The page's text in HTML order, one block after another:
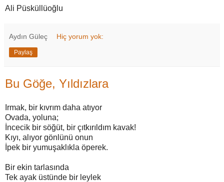
Ali Püsküllüoğlu
Aydın Güleç Hiç yorum yok:
Paylaş
Bu Göğe, Yıldızlara
Irmak, bir kıvrım daha atıyor
Ovada, yoluna;
İncecik bir söğüt, bir çıtkırıldım kavak!
Kıyı, alıyor gönlünü onun
İpek bir yumuşaklıkla öperek.
Bir ekin tarlasında
Tek ayak üstünde bir leylek